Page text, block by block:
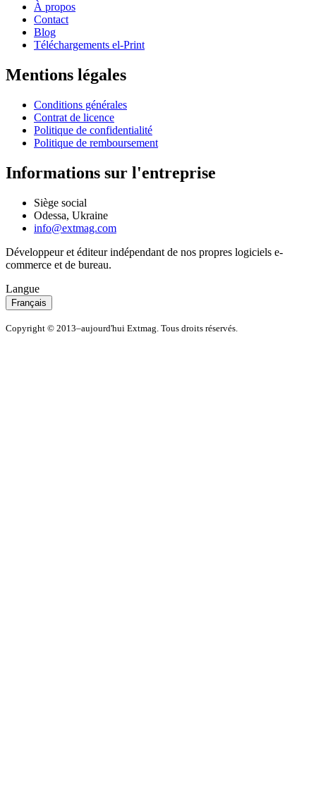
À propos
Contact
Blog
Téléchargements el-Print
Mentions légales
Conditions générales
Contrat de licence
Politique de confidentialité
Politique de remboursement
Informations sur l'entreprise
Siège social
Odessa, Ukraine
info@extmag.com
Développeur et éditeur indépendant de nos propres logiciels e-
commerce et de bureau.
Langue
Français
Copyright © 2013–aujourd'hui Extmag. Tous droits réservés.